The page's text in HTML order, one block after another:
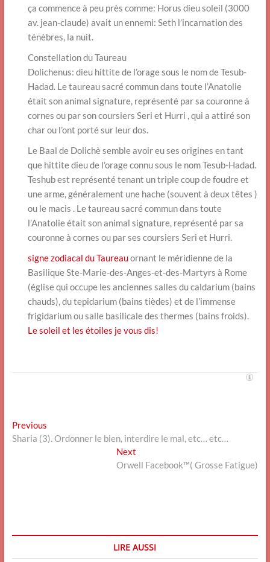
ça commence à peu près comme: Horus dieu soleil (3000
av. jean-claude) avait un ennemi: Seth l’incarnation des
ténèbres, la nuit.
Constellation du Taureau
Dolichenus: dieu hittite de l’orage sous le nom de Tesub-
Hadad. Le taureau sacré commun dans toute l’Anatolie
était son animal signature, représenté par sa couronne à
cornes ou par son coursiers Seri et Hurri , qui a attiré son
char ou l’ont porté sur leur dos.
Le Baal de Dolichè semble avoir eu ses origines en tant
que hittite dieu de l’orage connu sous le nom Tesub-Hadad.
Teshub est représenté tenant un triple coup de foudre et
une arme, généralement une hache (souvent à deux têtes )
ou le macis . Le taureau sacré commun dans toute
l’Anatolie était son animal signature, représenté par sa
couronne à cornes ou par ses coursiers Seri et Hurri.
signe zodiacal du Taureauornant le méridienne de la
Basilique Ste-Marie-des-Anges-et-des-Martyrs à Rome
(église qui occupe les anciennes salles du caldarium (bains
chauds), du tepidarium (bains tièdes) et de l’immense
frigidarium ou salle basilicale des thermes (bains froids).
Le soleil et les étoiles je vous dis!
Navigation
de
PreviousPrevious
post:
Sharia (3). Ordonner le bien, interdire le mal, etc… etc…
Next
post:
Orwell Facebook™( Grosse Fatigue)
LIRE AUSSI